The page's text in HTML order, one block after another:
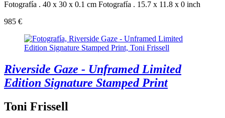
Fotografía . 40 x 30 x 0.1 cm Fotografía . 15.7 x 11.8 x 0 inch
985 €
Riverside Gaze - Unframed Limited
Edition Signature Stamped Print
Toni Frissell